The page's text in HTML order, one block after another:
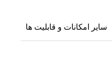
سایر امکانات و قابلیت ها